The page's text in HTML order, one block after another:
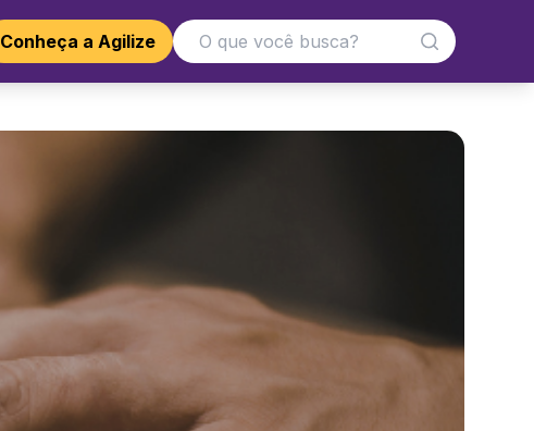
Conheça a Agilize